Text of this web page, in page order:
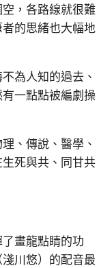
，各路線就很難
的思緒也大幅地
為人知的過去、
一點點被編劇操
、傳說、醫學、
死與共、同甘共
畫龍點睛的功
川悠）的配音最